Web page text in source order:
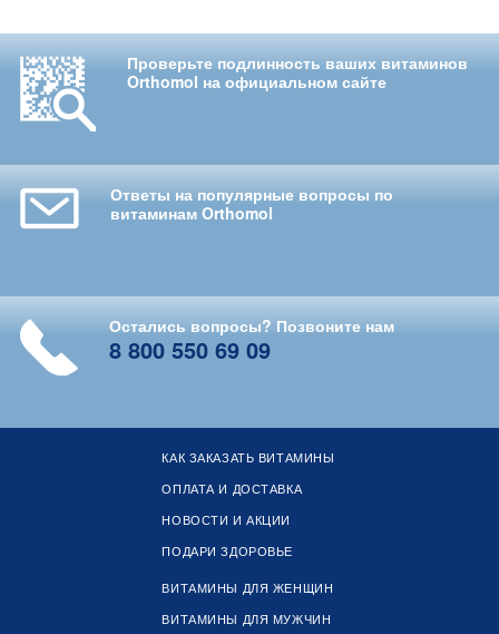
Проверьте подлинность ваших витаминов
Orthomol на официальном сайте
Ответы на популярные вопросы по
витаминам Orthomol
Остались вопросы? Позвоните нам
8 800 550 69 09
КАК ЗАКАЗАТЬ ВИТАМИНЫ
ОПЛАТА И ДОСТАВКА
НОВОСТИ И АКЦИИ
ПОДАРИ ЗДОРОВЬЕ
ВИТАМИНЫ ДЛЯ ЖЕНЩИН
ВИТАМИНЫ ДЛЯ МУЖЧИН